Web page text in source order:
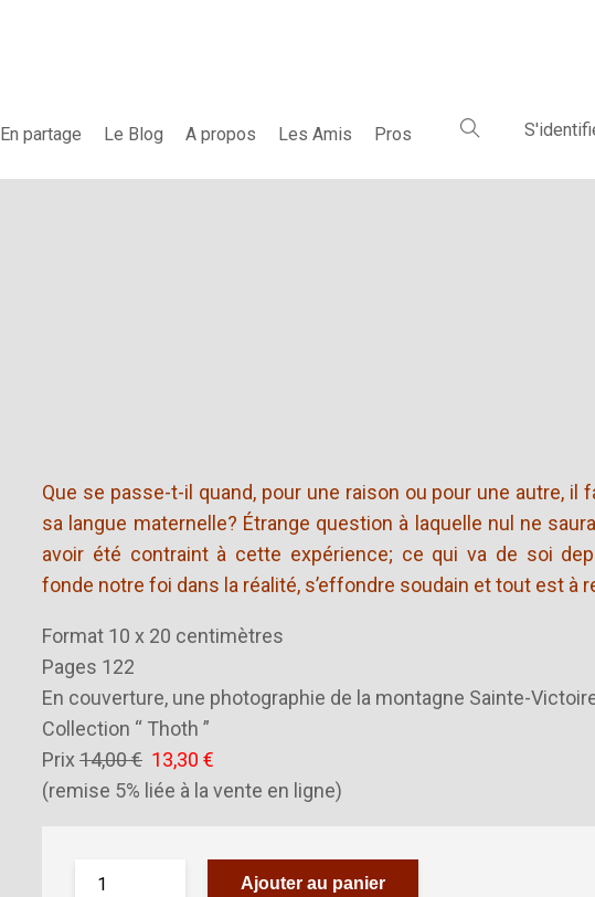
En partage Le Blog A propos Les Amis Pros
Que se passe-t-il quand, pour une raison ou pour une autre, il
sa langue maternelle? Étrange question à laquelle nul ne
avoir été contraint à cette expérience; ce qui va de soi
fonde notre foi dans la réalité, s’effondre soudain et tout est à
Format 10 x 20 centimètres
Pages 122
En couverture, une photographie de la montagne Sainte-Victoire
Collection “ Thoth ”
Prix 14,00 € 13,30 €
(remise 5% liée à la vente en ligne)
Ajouter au panier